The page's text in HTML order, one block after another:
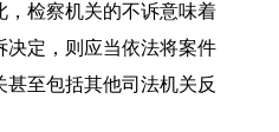
，检察机关的不诉意味着
决定，则应当依法将案件
至包括其他司法机关反